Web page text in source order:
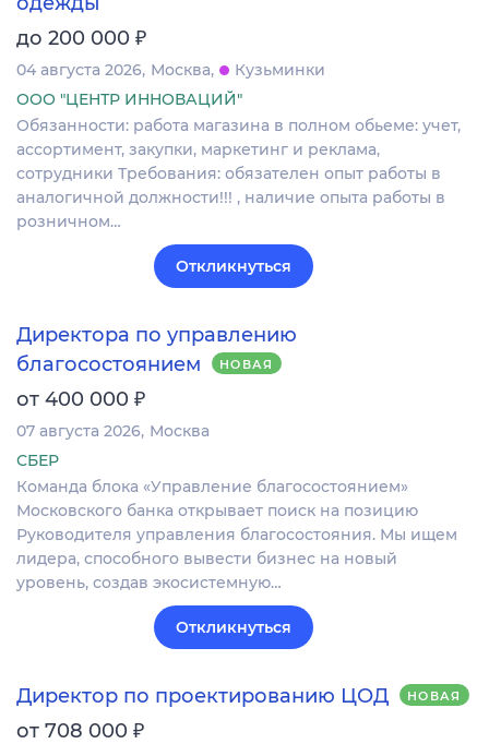
до 200 000 ₽
04 августа 2026 Москва
Кузьминки
ООО "ЦЕНТР ИННОВАЦИЙ"
Обязанности: работа магазина в полном обьеме: учет,
ассортимент, закупки, маркетинг и реклама,
сотрудники Требования: обязателен опыт работы в
аналогичной должности!!! , наличие опыта работы в
розничном…
Откликнуться
Директора по управлению
благосостоянием
НОВАЯ
от 400 000 ₽
07 августа 2026 Москва
СБЕР
Команда блока «Управление благосостоянием»
Московского банка открывает поиск на позицию
Руководителя управления благосостояния. Мы ищем
лидера, способного вывести бизнес на новый
уровень, создав экосистемную…
Откликнуться
Директор по проектированию ЦОД НОВАЯ
от 708 000 ₽